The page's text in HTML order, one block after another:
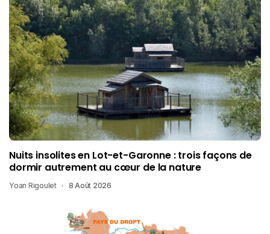
Nuits insolites en Lot-et-Garonne : trois façons de
dormir autrement au cœur de la nature
Yoan Rigoulet 8 Août 2026